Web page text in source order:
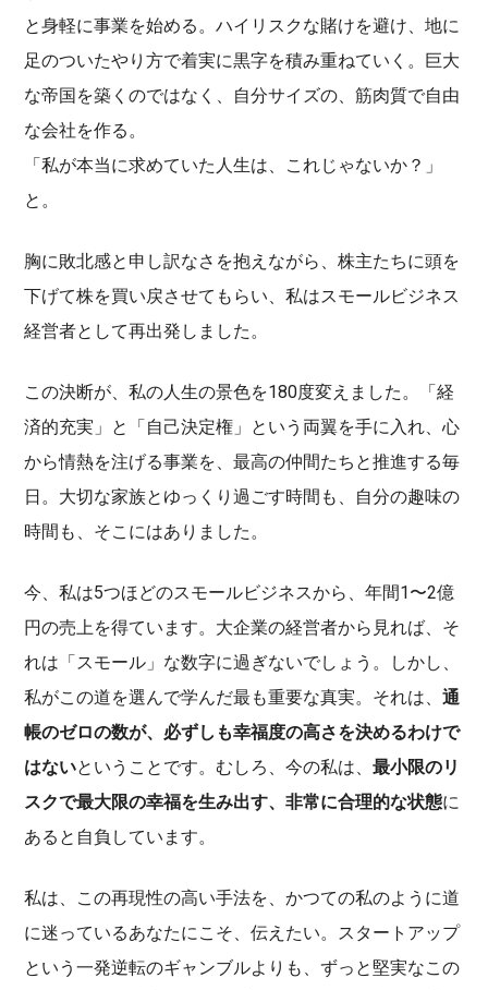
と身軽に事業を始める。ハイリスクな賭けを避け、地に
足のついたやり方で着実に黒字を積み重ねていく。巨大
な帝国を築くのではなく、自分サイズの、筋肉質で自由
な会社を作る。
「私が本当に求めていた人生は、これじゃないか？」
と。
胸に敗北感と申し訳なさを抱えながら、株主たちに頭を
下げて株を買い戻させてもらい、私はスモールビジネス
経営者として再出発しました。
この決断が、私の人生の景色を180度変えました。「経
済的充実」と「自己決定権」という両翼を手に入れ、心
から情熱を注げる事業を、最高の仲間たちと推進する毎
日。大切な家族とゆっくり過ごす時間も、自分の趣味の
時間も、そこにはありました。
今、私は5つほどのスモールビジネスから、年間1〜2億
円の売上を得ています。大企業の経営者から見れば、そ
れは「スモール」な数字に過ぎないでしょう。しかし、
私がこの道を選んで学んだ最も重要な真実。それは、通
帳のゼロの数が、必ずしも幸福度の高さを決めるわけで
はないということです。むしろ、今の私は、最小限のリ
スクで最大限の幸福を生み出す、非常に合理的な状態に
あると自負しています。
私は、この再現性の高い手法を、かつての私のように道
に迷っているあなたにこそ、伝えたい。スタートアップ
という一発逆転のギャンブルよりも、ずっと堅実なこの